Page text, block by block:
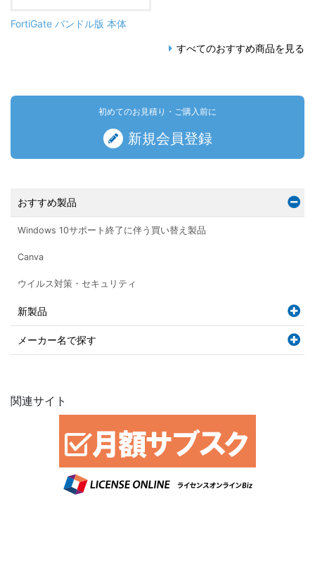
FortiGate バンドル版 本体
すべてのおすすめ商品を見る
初めてのお見積り・ご購入前に
新規会員登録
おすすめ製品
Windows 10サポート終了に伴う買い替え製品
Canva
ウイルス対策・セキュリティ
新製品
メーカー名で探す
関連サイト